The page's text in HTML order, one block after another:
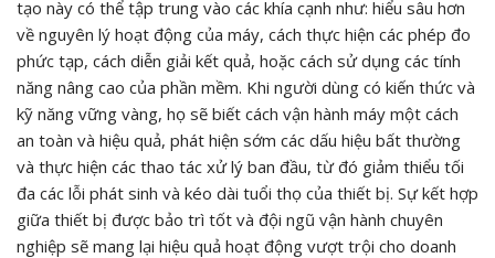
tạo này có thể tập trung vào các khía cạnh như: hiểu sâu hơn
về nguyên lý hoạt động của máy, cách thực hiện các phép đo
phức tạp, cách diễn giải kết quả, hoặc cách sử dụng các tính
năng nâng cao của phần mềm. Khi người dùng có kiến thức và
kỹ năng vững vàng, họ sẽ biết cách vận hành máy một cách
an toàn và hiệu quả, phát hiện sớm các dấu hiệu bất thường
và thực hiện các thao tác xử lý ban đầu, từ đó giảm thiểu tối
đa các lỗi phát sinh và kéo dài tuổi thọ của thiết bị. Sự kết hợp
giữa thiết bị được bảo trì tốt và đội ngũ vận hành chuyên
nghiệp sẽ mang lại hiệu quả hoạt động vượt trội cho doanh